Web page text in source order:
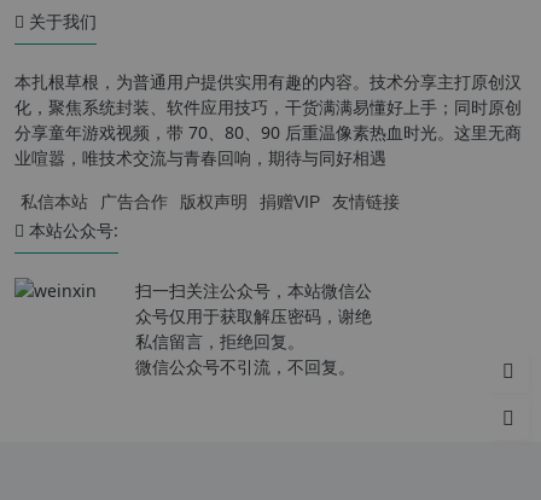
关于我们
本扎根草根，为普通用户提供实用有趣的内容。技术分享主打原创汉
化，聚焦系统封装、软件应用技巧，干货满满易懂好上手；同时原创
分享童年游戏视频，带 70、80、90 后重温像素热血时光。这里无商
业喧嚣，唯技术交流与青春回响，期待与同好相遇
私信本站 广告合作 版权声明 捐赠VIP 友情链接
本站公众号:
扫一扫关注公众号，本站微信公
众号仅用于获取解压密码，谢绝
私信留言，拒绝回复。
微信公众号不引流，不回复。